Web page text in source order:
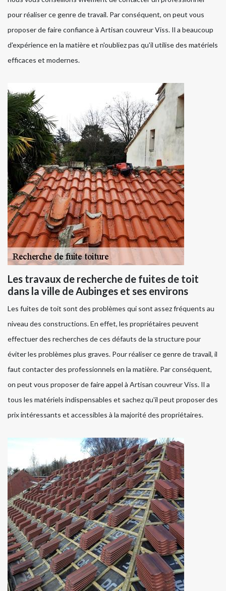
pour réaliser ce genre de travail. Par conséquent, on peut vous
proposer de faire confiance à Artisan couvreur Viss. Il a beaucoup
d'expérience en la matière et n'oubliez pas qu'il utilise des matériels
efficaces et modernes.
Les travaux de recherche de fuites de toit
dans la ville de Aubinges et ses environs
Les fuites de toit sont des problèmes qui sont assez fréquents au
niveau des constructions. En effet, les propriétaires peuvent
effectuer des recherches de ces défauts de la structure pour
éviter les problèmes plus graves. Pour réaliser ce genre de travail, il
faut contacter des professionnels en la matière. Par conséquent,
on peut vous proposer de faire appel à Artisan couvreur Viss. Il a
tous les matériels indispensables et sachez qu'il peut proposer des
prix intéressants et accessibles à la majorité des propriétaires.